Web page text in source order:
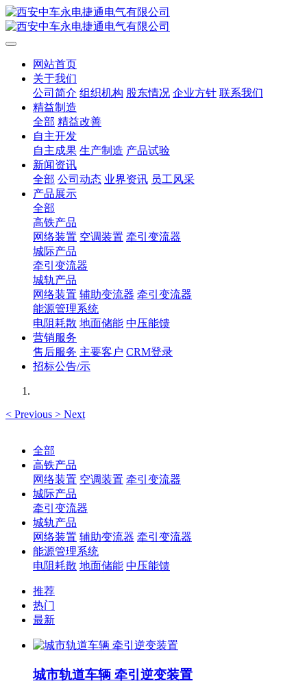
网站首页
关于我们
公司简介 组织机构 股东情况 企业方针 联系我们
精益制造
全部 精益改善
自主开发
自主成果 生产制造 产品试验
新闻资讯
全部 公司动态 业界资讯 员工风采
产品展示
全部
高铁产品
网络装置 空调装置 牵引变流器
城际产品
牵引变流器
城轨产品
网络装置 辅助变流器 牵引变流器
能源管理系统
电阻耗散 地面储能 中压能馈
营销服务
售后服务 主要客户 CRM登录
招标公告/示
< Previous > Next
全部
高铁产品
网络装置 空调装置 牵引变流器
城际产品
牵引变流器
城轨产品
网络装置 辅助变流器 牵引变流器
能源管理系统
电阻耗散 地面储能 中压能馈
推荐
热门
最新
城市轨道车辆 牵引逆变装置